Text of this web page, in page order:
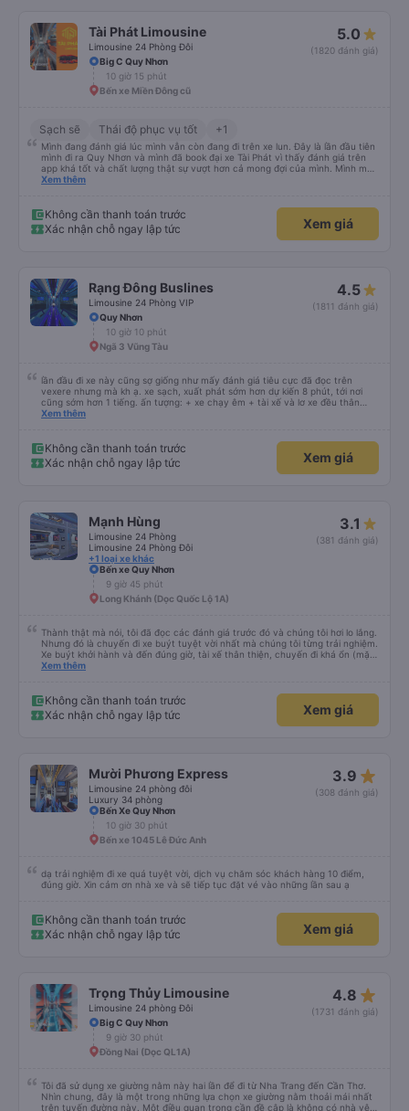
Tài Phát Limousine
Limousine 24 Phòng Đôi
5.0
(1820 đánh giá)
Big C Quy Nhơn
10 giờ 15 phút
Bến xe Miền Đông cũ
Sạch sẽ Thái độ phục vụ tốt +1
Mình đang đánh giá lúc mình vẫn còn đang đi trên xe lun. Đây là lần đầu tiên
mình đi ra Quy Nhơn và mình đã book đại xe Tài Phát vì thấy đánh giá trên
app khá tốt và chất lượng thật sự vượt hơn cả mong đợi của mình. Mình mua
giường đôi và vừa đủ cho 2 người. Nhân viên của nhà xe phải nói là siêu nhiệt
trung chuyển và lên xe lớn thì luôn hỗ trợ xách vali giùm tụi mình. Trên xe thì
có cả bánh và sữa miễn phí cho khách còn chuẩn bị cả thuốc say xe, dép,
mền, gối và đặc biệt là có gối ôm. Nchung là phải chấm nhà xe 10 sao mới
Xem thêm
Không cần thanh toán trước
Xác nhận chỗ ngay lập tức
Xem giá
Rạng Đông Buslines
Limousine 24 Phòng VIP
4.5
(1811 đánh giá)
Quy Nhơn
10 giờ 10 phút
Ngã 3 Vũng Tàu
lần đầu đi xe này cũng sợ giống như mấy đánh giá tiêu cực đã đọc trên
vexere nhưng mà kh ạ. xe sạch, xuất phát sớm hơn dự kiến 8 phút, tới nơi
cũng sớm hơn 1 tiếng. ấn tượng: + xe chạy êm + tài xế và lơ xe đều thân
thiện dễ thương. thật ra cũng kh tiếp xúc nhiều+ lắm nhưng cá nhân mình
an sương, xe dừng đúng 3 lần (cả ăn tối) cho khách đi vệ sinh. cái hay ở đây
là khi gần tới chỗ ăn tối sẽ có loa thông báo, loa báo là dừng 30p nhưng thực
tế chỉ dừng khoảng 25p, chắc do khách đã lên đông đủ. tóm lại thì lần đầu đi
Xem thêm
Không cần thanh toán trước
Xác nhận chỗ ngay lập tức
Xem giá
Mạnh Hùng
Limousine 24 Phòng
Limousine 24 Phòng Đôi
+1 loại xe khác
3.1
(381 đánh giá)
Bến xe Quy Nhơn
9 giờ 45 phút
Long Khánh (Dọc Quốc Lộ 1A)
Thành thật mà nói, tôi đã đọc các đánh giá trước đó và chúng tôi hơi lo lắng.
Nhưng đó là chuyến đi xe buýt tuyệt vời nhất mà chúng tôi từng trải nghiệm.
Xe buýt khởi hành và đến đúng giờ, tài xế thân thiện, chuyến đi khá ổn (mặc
dù vẫn hơi xóc, nhưng đó là đặc trưng của Việt Nam ^^), và chỗ ngồi thoải
Xem thêm
Không cần thanh toán trước
Xác nhận chỗ ngay lập tức
Xem giá
Mười Phương Express
Limousine 24 phòng đôi
Luxury 34 phòng
3.9 star_rate
(308 đánh giá)
Bến Xe Quy Nhơn
10 giờ 30 phút
Bến xe 1045 Lê Đức Anh
dạ trải nghiệm đi xe quá tuyệt vời, dịch vụ chăm sóc khách hàng 10 điểm,
đúng giờ. Xin cảm ơn nhà xe và sẽ tiếp tục đặt vé vào những lần sau ạ
Không cần thanh toán trước
Xác nhận chỗ ngay lập tức
Xem giá
Trọng Thủy Limousine
Limousine 24 phòng Đôi
4.8 star_rate
(1731 đánh giá)
Big C Quy Nhơn
9 giờ 30 phút
Đồng Nai (Dọc QL1A)
Tôi đã sử dụng xe giường nằm này hai lần để đi từ Nha Trang đến Cần Thơ.
Nhìn chung, đây là một trong những lựa chọn xe giường nằm thoải mái nhất
trên tuyến đường này. Một điều quan trọng cần đề cập là không có nhà vệ